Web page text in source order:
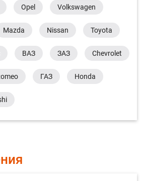
Opel Volkswagen
Mazda Nissan Toyota
ВАЗ ЗАЗ Chevrolet
ГАЗ Honda